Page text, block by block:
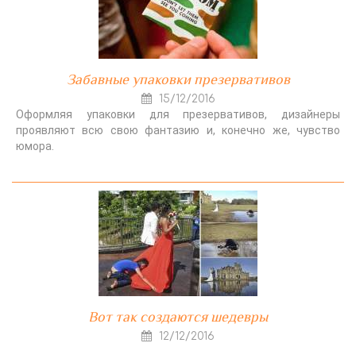
Забавные упаковки презервативов
15/12/2016
Оформляя упаковки для презервативов, дизайнеры
проявляют всю свою фантазию и, конечно же, чувство
юмора.
Вот так создаются шедевры
12/12/2016